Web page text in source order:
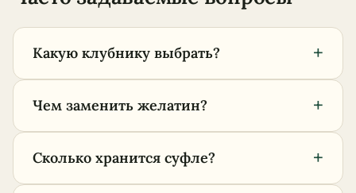
Какую клубнику выбрать? +
Чем заменить желатин? +
Сколько хранится суфле? +